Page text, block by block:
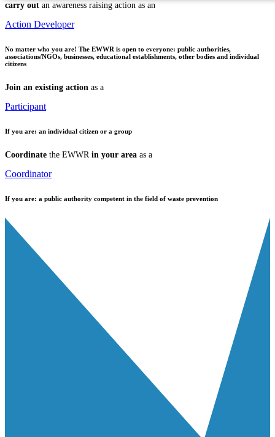
carry out an awareness raising action as an
Action Developer
No matter who you are! The EWWR is open to everyone: public authorities,
associations/NGOs, businesses, educational establishments, other bodies and individual
citizens
Join an existing action as a
Participant
If you are: an individual citizen or a group
Coordinate the EWWR in your area as a
Coordinator
If you are: a public authority competent in the field of waste prevention